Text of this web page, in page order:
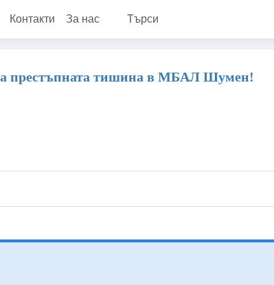
Контакти За нас Търси
престъпната тишина в МБАЛ Шумен!